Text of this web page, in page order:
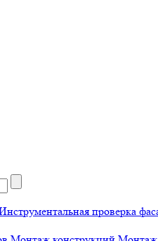
проверка